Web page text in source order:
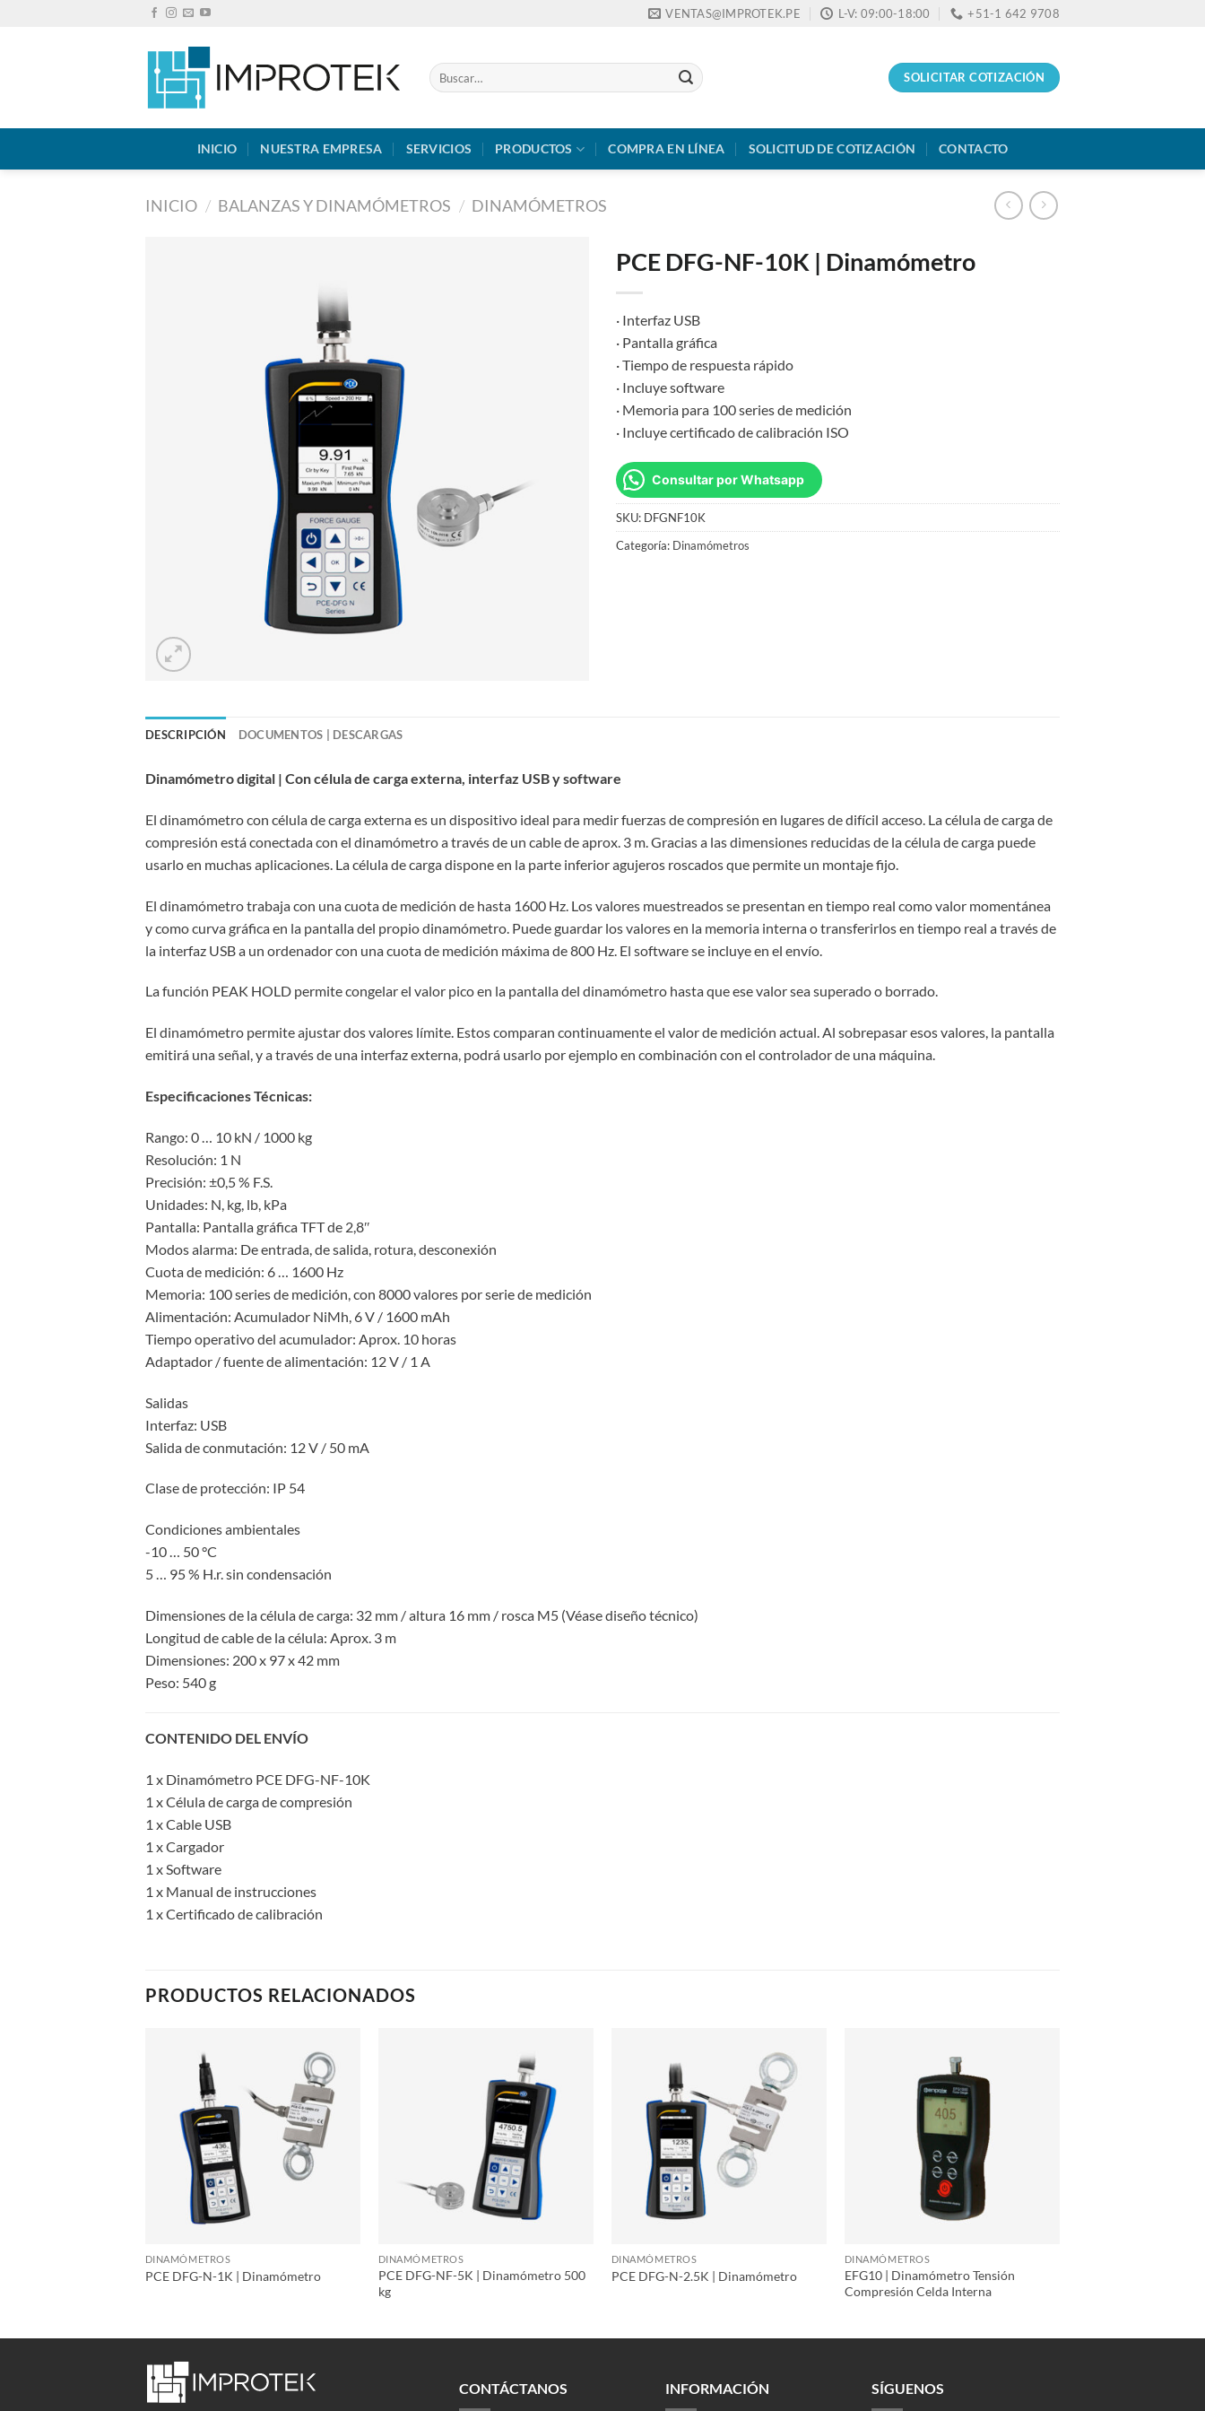
VENTAS@IMPROTEK.PE L-V: 09:00-18:00 +51-1 642 9708
Buscar
por:
SOLICITAR COTIZACIÓN
INICIO NUESTRA EMPRESA SERVICIOS PRODUCTOS COMPRA EN LÍNEA SOLICITUD DE COTIZACIÓN CONTACTO
INICIO / BALANZAS Y DINAMÓMETROS / DINAMÓMETROS
PCE DFG-NF-10K | Dinamómetro
· Interfaz USB
· Pantalla gráfica
· Tiempo de respuesta rápido
· Incluye software
· Memoria para 100 series de medición
· Incluye certificado de calibración ISO
Consultar por Whatsapp
SKU: DFGNF10K
Categoría: Dinamómetros
DESCRIPCIÓN DOCUMENTOS | DESCARGAS
Dinamómetro digital | Con célula de carga externa, interfaz USB y software
El dinamómetro con célula de carga externa es un dispositivo ideal para medir fuerzas de compresión en lugares de difícil acceso. La célula de carga de
compresión está conectada con el dinamómetro a través de un cable de aprox. 3 m. Gracias a las dimensiones reducidas de la célula de carga puede
usarlo en muchas aplicaciones. La célula de carga dispone en la parte inferior agujeros roscados que permite un montaje fijo.
El dinamómetro trabaja con una cuota de medición de hasta 1600 Hz. Los valores muestreados se presentan en tiempo real como valor momentánea
y como curva gráfica en la pantalla del propio dinamómetro. Puede guardar los valores en la memoria interna o transferirlos en tiempo real a través de
la interfaz USB a un ordenador con una cuota de medición máxima de 800 Hz. El software se incluye en el envío.
La función PEAK HOLD permite congelar el valor pico en la pantalla del dinamómetro hasta que ese valor sea superado o borrado.
El dinamómetro permite ajustar dos valores límite. Estos comparan continuamente el valor de medición actual. Al sobrepasar esos valores, la pantalla
emitirá una señal, y a través de una interfaz externa, podrá usarlo por ejemplo en combinación con el controlador de una máquina.
Especificaciones Técnicas:
Rango: 0 … 10 kN / 1000 kg
Resolución: 1 N
Precisión: ±0,5 % F.S.
Unidades: N, kg, lb, kPa
Pantalla: Pantalla gráfica TFT de 2,8″
Modos alarma: De entrada, de salida, rotura, desconexión
Cuota de medición: 6 … 1600 Hz
Memoria: 100 series de medición, con 8000 valores por serie de medición
Alimentación: Acumulador NiMh, 6 V / 1600 mAh
Tiempo operativo del acumulador: Aprox. 10 horas
Adaptador / fuente de alimentación: 12 V / 1 A
Salidas
Interfaz: USB
Salida de conmutación: 12 V / 50 mA
Clase de protección: IP 54
Condiciones ambientales
-10 … 50 °C
5 … 95 % H.r. sin condensación
Dimensiones de la célula de carga: 32 mm / altura 16 mm / rosca M5 (Véase diseño técnico)
Longitud de cable de la célula: Aprox. 3 m
Dimensiones: 200 x 97 x 42 mm
Peso: 540 g
CONTENIDO DEL ENVÍO
1 x Dinamómetro PCE DFG-NF-10K
1 x Célula de carga de compresión
1 x Cable USB
1 x Cargador
1 x Software
1 x Manual de instrucciones
1 x Certificado de calibración
PRODUCTOS RELACIONADOS
DINAMÓMETROS
PCE DFG-N-1K | Dinamómetro
DINAMÓMETROS
PCE DFG-NF-5K | Dinamómetro 500
kg
DINAMÓMETROS
PCE DFG-N-2.5K | Dinamómetro
DINAMÓMETROS
EFG10 | Dinamómetro Tensión
Compresión Celda Interna
CONTÁCTANOS INFORMACIÓN SÍGUENOS